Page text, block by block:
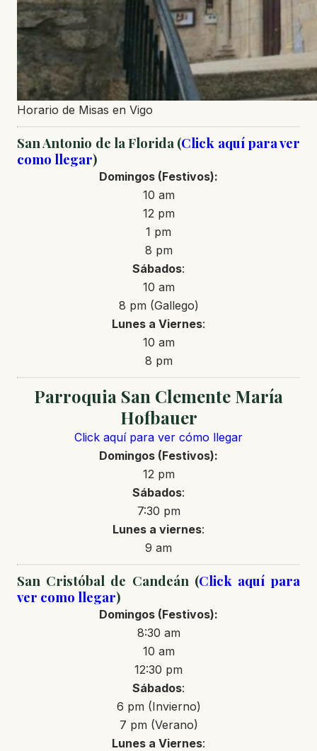
Horario de Misas en Vigo
San Antonio de la Florida (Click aquí para ver
como llegar)
Domingos (Festivos):
10 am
12 pm
1 pm
8 pm
Sábados:
10 am
8 pm (Gallego)
Lunes a Viernes:
10 am
8 pm
Parroquia San Clemente María
Hofbauer
Click aquí para ver cómo llegar
Domingos (Festivos):
12 pm
Sábados:
7:30 pm
Lunes a viernes:
9 am
San Cristóbal de Candeán (Click aquí para
ver como llegar)
Domingos (Festivos):
8:30 am
10 am
12:30 pm
Sábados:
6 pm (Invierno)
7 pm (Verano)
Lunes a Viernes: